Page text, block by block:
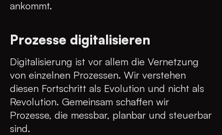
ankommt.
Prozesse digitalisieren
Digitalisierung ist vor allem die Vernetzung
von einzelnen Prozessen. Wir verstehen
diesen Fortschritt als Evolution und nicht als
Revolution. Gemeinsam schaffen wir
Prozesse, die messbar, planbar und steuerbar
sind.